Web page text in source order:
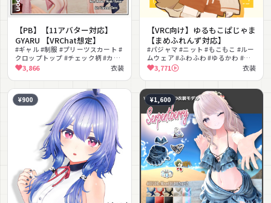
【PB】【11アバター対応】
GYARU 【VRChat想定】
#ギャル #制服 #プリーツスカート #
クロップトップ #チェック柄 #カジ
ュアル #ストリート #MA対応
#PhysBone対応 #学園
3,866 衣装
【VRC向け】ゆるもこぱじゃま
【まめふれんず対応】
#パジャマ #ニット #もこもこ #ルー
ムウェア #ふわふわ #ゆるかわ #リ
ラックス #PhysBone対応 #lilToon
対応 #フルトラ対応
3,771 衣装
¥900 ¥1,600